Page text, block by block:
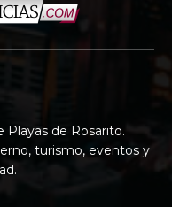
Playas de Rosarito.
turismo, eventos y